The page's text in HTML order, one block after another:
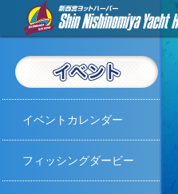
イベントカレンダー
フィッシングダービー